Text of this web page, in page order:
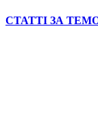
СТАТТІ ЗА